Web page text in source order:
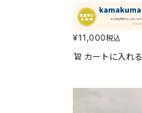
¥11,000税込
カートに入れる